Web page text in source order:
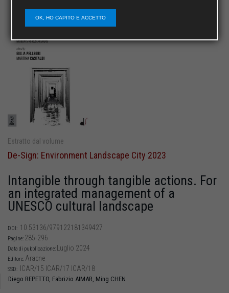
Estratto dal volume
De-Sign: Environment Landscape City 2023
Intangible through tangible actions. For
an integrated management of a
UNESCO cultural landscape
DOI: 10.53136/979122181349427
Pagine: 285-296
Data di pubblicazione: Luglio 2024
Editore: Aracne
SSD: ICAR/15 ICAR/17 ICAR/18
Diego REPETTO, Fabrizio AIMAR, Ming CHEN
OK, HO CAPITO E ACCETTO